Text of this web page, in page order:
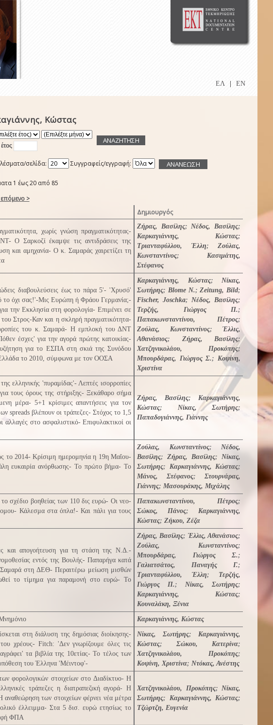
ΕΛ EN
Κώστας
σελίδα: Συγγραφείς/εγγραφή:
1 έως 20 από 85
επόμενο >
Δημιουργός
χωρίς γνώση πραγματικότητας-
Ο Σαρκοζί έκαμψε τις αντιδράσεις της
και αμηχανία- Ο κ. Σαμαράς χαιρετίζει τη
Ζήρας, Βασίλης;Νέδος, Βασίλης;
Καρκαγιάννης, Κώστας;
Τριανταφύλλου, Έλλη; Ζούλας,
Κωνσταντίνος; Κασιμάτης,
Στέφανος
διαβουλεύσεις έως το πάρα 5'- 'Χρυσό'
το όχι σας!'-Μις Ευρώπη ή Φράου Γερμανία;-
την Εκκλησία στη φορολογία- Επιμένει σε
Στρος-Καν και η σκληρή πραγματικότητα-
του κ. Σαμαρά- Η εμπλοκή του ΔΝΤ
έσχες' για την αγορά πρώτης κατοικίας-
για το ΕΣΠΑ στη σκιά της Συνόδου
Ελλάδα το 2010, σύμφωνα με τον ΟΟΣΑ
Καρκαγιάννης, Κώστας; Νίκας,
Σωτήρης; Blome N.;Zeitung, Bild;
Fischer, Joschka; Νέδος, Βασίλης;
Τερζής, Γιώργος Π.;
Παπακωνσταντίνου, Πέτρος;
Ζούλας, Κωνσταντίνος; Έλλις,
Αθανάσιος; Ζήρας, Βασίλης;
Χατζηνικολάου, Προκόπης;
Μπουρδάρας, Γιώργος Σ.;Κοψίνη,
Χριστίνα
ελληνικής 'πυραμίδας'- Λεπτές ισορροπίες
τους όρους της στήριξης- Ξεκάθαρο σήμα
μέρα- 5+1 κρίσιμες απαντήσεις για τον
spreads βλέπουν οι τράπεζες- Στόχος το 1,5
στο ασφαλιστικό- Επιφυλακτικοί οι
Ζήρας, Βασίλης; Καρκαγιάννης,
Κώστας; Νίκας, Σωτήρης;
Παπαδογιάννης, Γιάννης
το 2014- Κρίσιμη ημερομηνία η 19η Μαΐου-
ευκαιρία ανόρθωσης- Το πρώτο βήμα- Το
Ζούλας, Κωνσταντίνος; Νέδος,
Βασίλης; Ζήρας, Βασίλης; Νίκας,
Σωτήρης; Καρκαγιάννης, Κώστας;
Μάνος, Στέφανος; Στουρνάρας,
Γιάννης; Μασουράκης, Μιχάλης
σχέδιο βοηθείας των 110 δις ευρώ- Οι νεο-
Κάλεσμα στα όπλα!- Και πάλι για τους
Παπακωνσταντίνου, Πέτρος;
Σώκος, Πάνος; Καρκαγιάννης,
Κώστας; Ζήκου, Ζέζα
και απογοήτευση για τη στάση της Ν.Δ.-
εντός της Βουλής- Παπαρήγα κατά
στη ΔΕΘ- Περαιτέρω μείωση μισθών
το τίμημα για παραμονή στο ευρώ- Το
Ζήρας, Βασίλης; Έλλις, Αθανάσιος;
Ζούλας, Κωνσταντίνος;
Μπουρδάρας, Γιώργος Σ.;
Γαλιατσάτος, Παναγής Γ.;
Τριανταφύλλου, Έλλη; Τερζής,
Γιώργος Π.; Νίκας, Σωτήρης;
Καρκαγιάννης, Κώστας;
Κουναλάκη, Ξένια
Καρκαγιάννης, Κώστας
στη διάλυση της δημόσιας διοίκησης-
χρέους- Fitch: 'Δεν γνωρίζουμε όλες τις
τα βιβλία της 10ετίας- Το τέλος των
του Έλληνα 'Μέιντοφ'-
Νίκας, Σωτήρης; Καρκαγιάννης,
Κώστας; Σώκου, Κατερίνα;
Χατζηνικολάου, Προκόπης;
Κοψίνη, Χριστίνα; Ντόκας, Ανέστης
φορολογικών στοιχείων στο Διαδίκτυο- Η
τράπεζες η διατραπεζική αγορά- Η
των στοιχείων φέρνει νέα μέτρα
έλλειμμα- Στα 5 δισ. ευρώ ετησίως το
ΦΠΑ
Χατζηνικολάου, Προκόπης; Νίκας,
Σωτήρης; Καρκαγιάννης, Κώστας;
Τζώρτζη, Ευγενία